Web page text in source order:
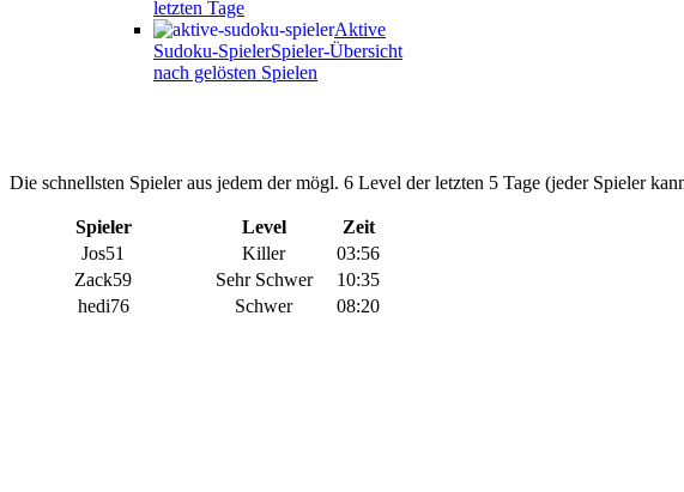
letzten Tage
Aktive
Sudoku-SpielerSpieler-Übersicht
nach gelösten Spielen
Die schnellsten Spieler aus jedem der mögl. 6 Level der letzten 5 Tage (jeder Spieler
Spieler Level
Zeit
Jos51
Killer
03:56
Zack59
Sehr Schwer
10:35
hedi76
Schwer 08:20